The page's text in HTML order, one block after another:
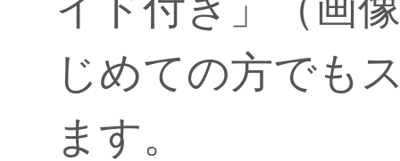
じめての方でも
ます。